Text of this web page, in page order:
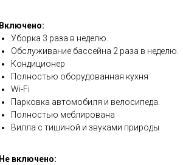
Включено:
Уборка 3 раза в неделю.
Обслуживание бассейна 2 раза в неделю.
Кондиционер
Полностью оборудованная кухня
Wi-Fi
Парковка автомобиля и велосипеда.
Полностью меблирована
Вилла с тишиной и звуками природы
Не включено: